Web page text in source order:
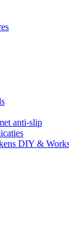
anti-slip
DIY &